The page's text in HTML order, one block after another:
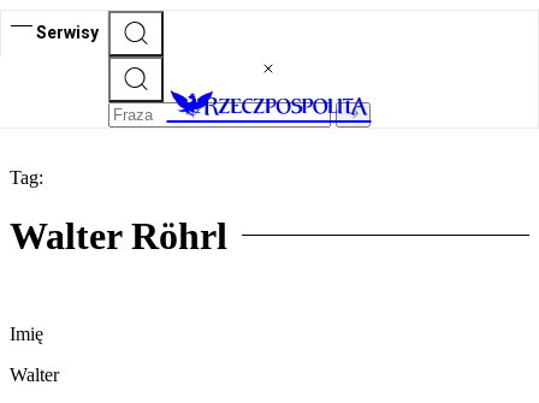
Serwisy
Tag:
Walter Röhrl
Imię
Walter